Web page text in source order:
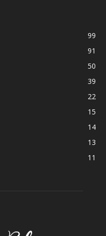
99
91
50
39
22
15
14
13
11